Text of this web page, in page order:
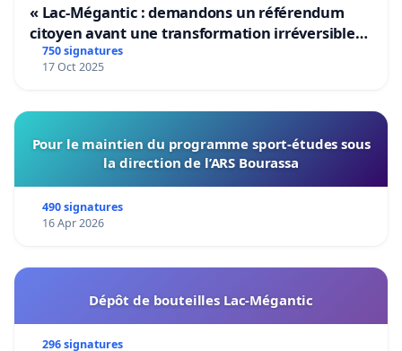
« Lac-Mégantic : demandons un référendum
citoyen avant une transformation irréversible
de notre territoire »
750 signatures
17 Oct 2025
Pour le maintien du programme sport-études sous
la direction de l’ARS Bourassa
490 signatures
16 Apr 2026
Dépôt de bouteilles Lac-Mégantic
296 signatures